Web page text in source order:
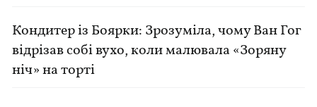
Кондитер із Боярки: Зрозуміла, чому Ван Гог
відрізав собі вухо, коли малювала «Зоряну
ніч» на торті